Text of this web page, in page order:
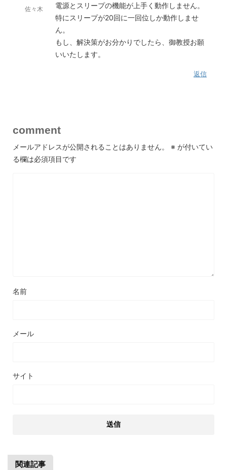
佐々木
電源とスリープの機能が上手く動作しません。
特にスリープが20回に一回位しか動作しませ
ん。
もし、解決策がお分かりでしたら、御教授お願
いいたします。
返信
comment
メールアドレスが公開されることはありません。 ※ が付いてい
る欄は必須項目です
名前
メール
サイト
関連記事